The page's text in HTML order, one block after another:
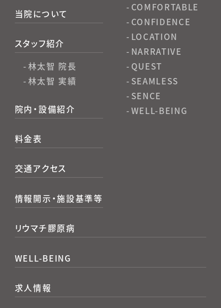
当院について
スタッフ紹介
林太智 院長
林太智 実績
院内・設備紹介
料金表
交通アクセス
情報開示・施設基準等
COMFORTABLE
CONFIDENCE
LOCATION
NARRATIVE
QUEST
SEAMLESS
SENCE
WELL-BEING
リウマチ膠原病
WELL-BEING
求人情報